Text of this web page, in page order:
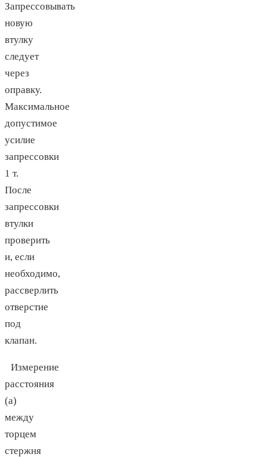
Запрессовывать
новую
втулку
следует
через
оправку.
Максимальное
допустимое
усилие
запрессовки
1 т.
После
запрессовки
втулки
проверить
и, если
необходимо,
рассверлить
отверстие
под
клапан.
Измерение
расстояния
(a)
между
торцем
стержня